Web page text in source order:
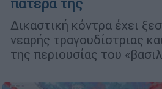
πατέρα της
Δικαστική κόντρα έχει
νεαρής τραγουδίστριας
της περιουσίας του